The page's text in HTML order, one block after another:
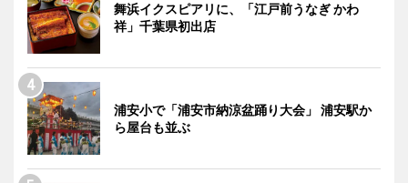
舞浜イクスピアリに、「江戸前うなぎ かわ
祥」千葉県初出店
浦安小で「浦安市納涼盆踊り大会」 浦安駅か
ら屋台も並ぶ